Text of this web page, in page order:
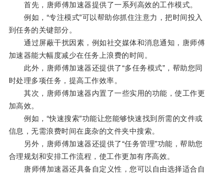
首先，唐师傅加速器提供了一系列高效的工作模式。
例如，“专注模式”可以帮助你抓住注意力，把时间投入
到任务的关键部分。
通过屏蔽干扰因素，例如社交媒体和消息通知，唐师傅
加速器能大幅度减少在任务上浪费的时间。
此外，唐师傅加速器还提供了“多任务模式”，帮助您同
时处理多项任务，提高工作效率。
其次，唐师傅加速器内置了一些实用的功能，使工作更
加高效。
例如，“快速搜索”功能让您能够快速找到所需的文件或
信息，无需浪费时间在庞杂的文件夹中搜索。
另外，唐师傅加速器还提供了“任务管理”功能，帮助您
合理规划和安排工作流程，使工作更加有序高效。
唐师傅加速器还具备自定义性，您可以自由选择适合自